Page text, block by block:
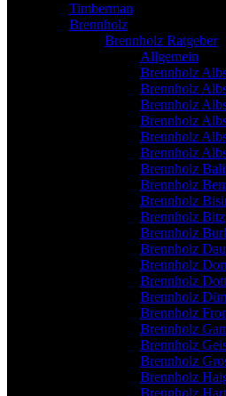
Timberman
Brennholz
Brennholz Ratgeber
Allgemein
Brennholz
Brennholz
Brennholz
Brennholz
Brennholz
Brennholz
Brennholz
Brennholz
Brennholz
Brennholz Bitz
Brennholz
Brennholz
Brennholz
Brennholz
Brennholz
Brennholz
Brennholz
Brennholz
Brennholz
Brennholz
Brennholz